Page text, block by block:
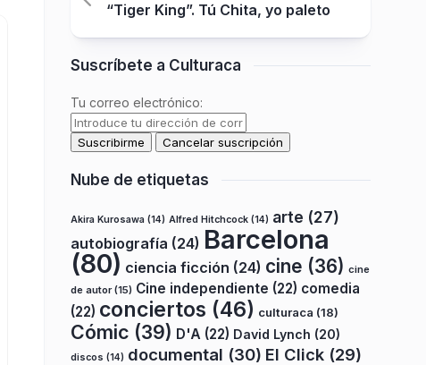
“Tiger King”. Tú Chita, yo paleto
Suscríbete a Culturaca
Tu correo electrónico:
Nube de etiquetas
Akira Kurosawa (14) Alfred Hitchcock (14) arte (27)
autobiografía (24) Barcelona
(80) ciencia ficción (24) cine (36) cine
de autor(15) Cine independiente (22) comedia
(22) conciertos (46) culturaca (18)
Cómic (39) D'A (22) David Lynch (20)
discos (14) documental (30) El Click (29)